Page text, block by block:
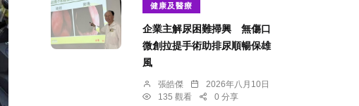
健康及醫療
企業主解尿困難掃興 無傷口
微創拉提手術助排尿順暢保雄
風
張皓傑
2026年八月10日
135 觀看
0 分享